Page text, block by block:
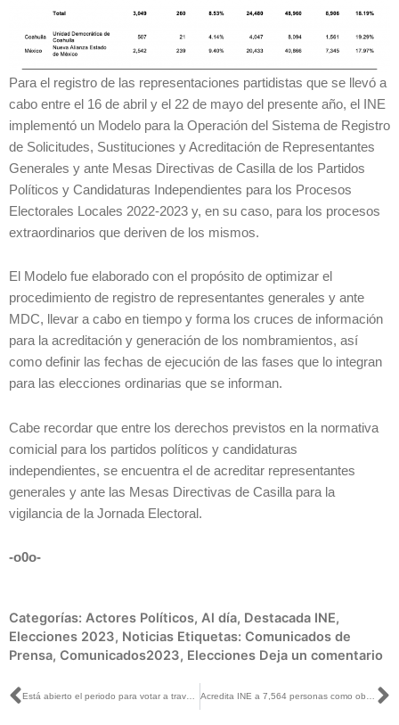
Para el registro de las representaciones partidistas que se llevó a
cabo entre el 16 de abril y el 22 de mayo del presente año, el INE
implementó un Modelo para la Operación del Sistema de Registro
de Solicitudes, Sustituciones y Acreditación de Representantes
Generales y ante Mesas Directivas de Casilla de los Partidos
Políticos y Candidaturas Independientes para los Procesos
Electorales Locales 2022-2023 y, en su caso, para los procesos
extraordinarios que deriven de los mismos.
El Modelo fue elaborado con el propósito de optimizar el
procedimiento de registro de representantes generales y ante
MDC, llevar a cabo en tiempo y forma los cruces de información
para la acreditación y generación de los nombramientos, así
como definir las fechas de ejecución de las fases que lo integran
para las elecciones ordinarias que se informan.
Cabe recordar que entre los derechos previstos en la normativa
comicial para los partidos políticos y candidaturas
independientes, se encuentra el de acreditar representantes
generales y ante las Mesas Directivas de Casilla para la
vigilancia de la Jornada Electoral.
-o0o-
Categorías: Actores Políticos, Al día, Destacada INE,
Elecciones 2023, Noticias Etiquetas: Comunicados de
Prensa, Comunicados2023, Elecciones Deja un comentario
Ant